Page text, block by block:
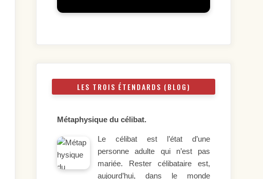
LES TROIS ÉTENDARDS (BLOG)
Métaphysique du célibat.
Le célibat est l’état d’une
personne adulte qui n’est pas
mariée. Rester célibataire est,
aujourd’hui, dans le monde